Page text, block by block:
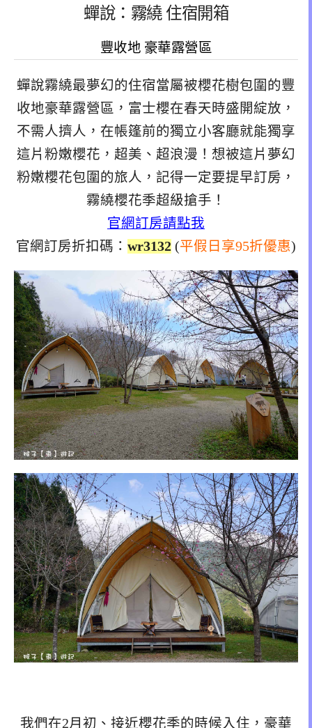
蟬說：霧繞 住宿開箱
豐收地 豪華露營區
蟬說霧繞最夢幻的住宿當屬被櫻花樹包圍的豐
收地豪華露營區，富士櫻在春天時盛開綻放，
不需人擠人，在帳篷前的獨立小客廳就能獨享
這片粉嫩櫻花，超美、超浪漫！想被這片夢幻
粉嫩櫻花包圍的旅人，記得一定要提早訂房，
霧繞櫻花季超級搶手！
官網訂房請點我
官網訂房折扣碼： wr3132 (平假日享95折優惠)
我們在2月初、接近櫻花季的時候入住，豪華